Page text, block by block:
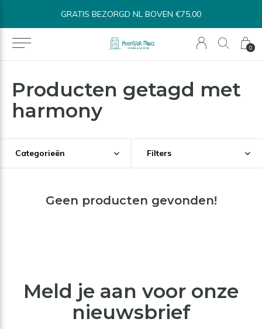
0
GRATIS BEZORGD NL BOVEN €75,00
Producten getagd met
harmony
Categorieën Filters
Geen producten gevonden!
Meld je aan voor onze
nieuwsbrief